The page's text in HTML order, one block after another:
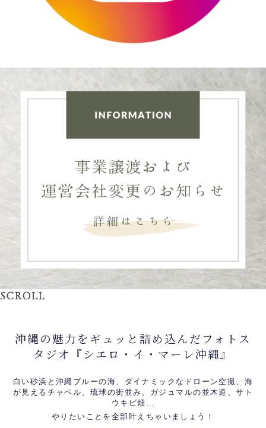
沖縄の魅力をギュッと詰め込んだフォトス
タジオ『シエロ・イ・マーレ沖縄』
白い砂浜と沖縄ブルーの海、ダイナミックなドローン空撮、海
が見えるチャペル、琉球の街並み、ガジュマルの並木道、サト
ウキビ畑…
やりたいことを全部叶えちゃいましょう！